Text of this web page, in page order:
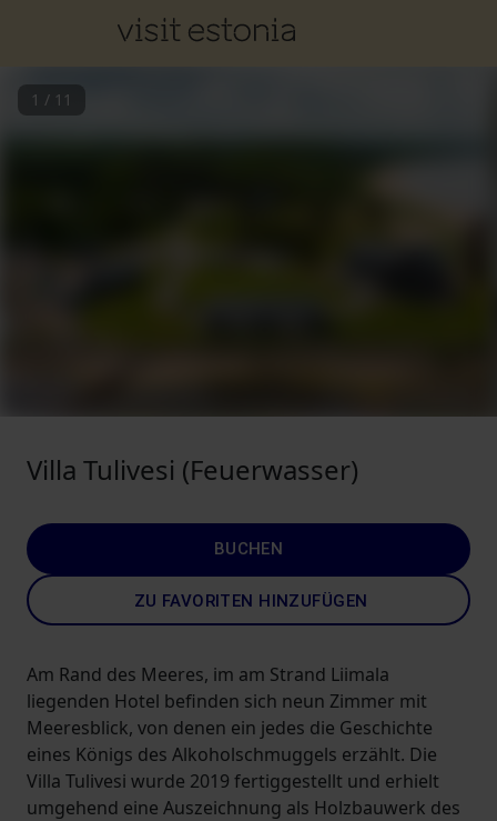
1 / 11
Villa Tulivesi (Feuerwasser)
BUCHEN
ZU FAVORITEN HINZUFÜGEN
Am Rand des Meeres, im am Strand Liimala
liegenden Hotel befinden sich neun Zimmer mit
Meeresblick, von denen ein jedes die Geschichte
eines Königs des Alkoholschmuggels erzählt. Die
Villa Tulivesi wurde 2019 fertiggestellt und erhielt
umgehend eine Auszeichnung als Holzbauwerk des